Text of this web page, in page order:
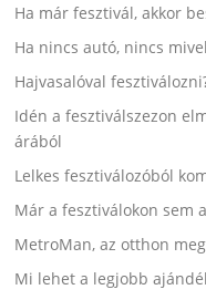
Ha már fesztivál, akkor
Ha nincs autó, nincs
Hajvasalóval
Idén a fesztiválszezon
árából
Lelkes fesztiválozóból
Már a fesztiválokon sem
MetroMan, az otthon
Mi lehet a legjobb